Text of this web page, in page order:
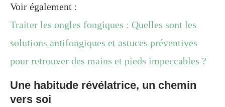
Voir également :
Traiter les ongles fongiques : Quelles sont les
solutions antifongiques et astuces préventives
pour retrouver des mains et pieds impeccables ?
Une habitude révélatrice, un chemin
vers soi